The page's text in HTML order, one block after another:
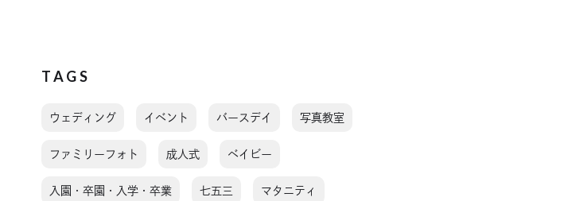
TAGS
ウェディング イベント バースデイ 写真教室
ファミリーフォト 成人式 ベイビー
入園・卒園・入学・卒業 七五三 マタニティ